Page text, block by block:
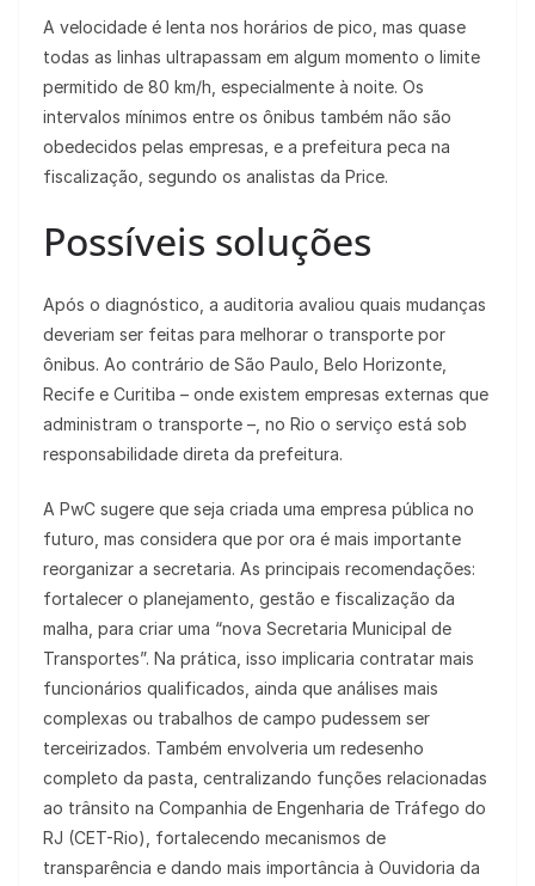
A velocidade é lenta nos horários de pico, mas quase
todas as linhas ultrapassam em algum momento o limite
permitido de 80 km/h, especialmente à noite. Os
intervalos mínimos entre os ônibus também não são
obedecidos pelas empresas, e a prefeitura peca na
fiscalização, segundo os analistas da Price.
Possíveis soluções
Após o diagnóstico, a auditoria avaliou quais mudanças
deveriam ser feitas para melhorar o transporte por
ônibus. Ao contrário de São Paulo, Belo Horizonte,
Recife e Curitiba – onde existem empresas externas que
administram o transporte –, no Rio o serviço está sob
responsabilidade direta da prefeitura.
A PwC sugere que seja criada uma empresa pública no
futuro, mas considera que por ora é mais importante
reorganizar a secretaria. As principais recomendações:
fortalecer o planejamento, gestão e fiscalização da
malha, para criar uma “nova Secretaria Municipal de
Transportes”. Na prática, isso implicaria contratar mais
funcionários qualificados, ainda que análises mais
complexas ou trabalhos de campo pudessem ser
terceirizados. Também envolveria um redesenho
completo da pasta, centralizando funções relacionadas
ao trânsito na Companhia de Engenharia de Tráfego do
RJ (CET-Rio), fortalecendo mecanismos de
transparência e dando mais importância à Ouvidoria da